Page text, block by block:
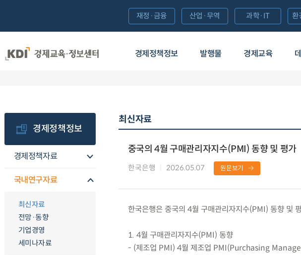
경제정책정보 발행물 경제교육
재정·금융 산업·무역 과학·IT 환
경제정책정보
경제정책자료
국내연구자료
최신자료
전망·동향
기업경영
세미나자료
최신자료
중국의 4월 구매관리자지수(PMI) 동향 및 평가
한국은행 2026.05.07 원문보기
한국은행은 중국의 4월 구매관리자지수(PMI) 동향 및
1. 4월 구매관리자지수(PMI) 동향
- (제조업 PMI) 4월 제조업 PMI(Purchasing